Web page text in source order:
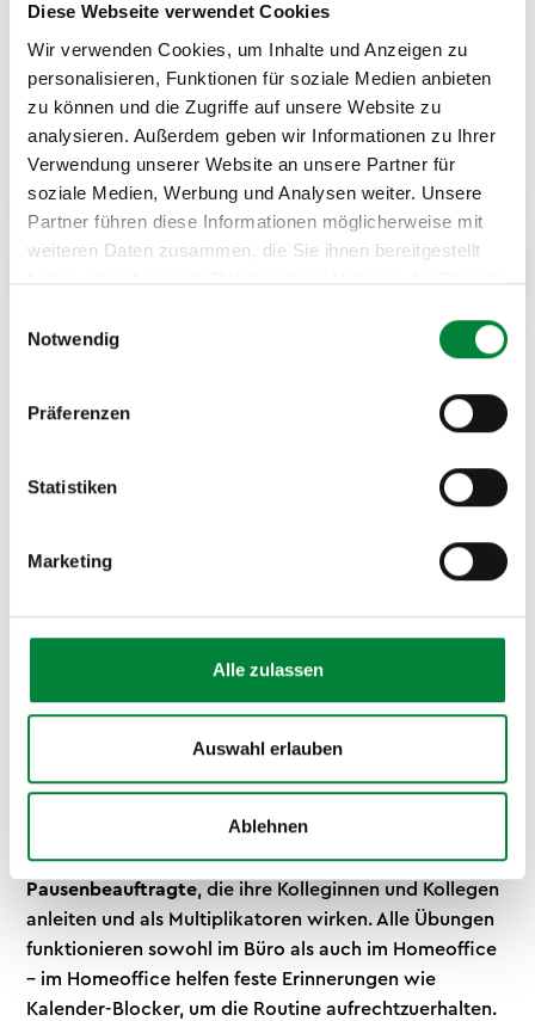
Diese Webseite verwendet Cookies
Wir verwenden Cookies, um Inhalte und Anzeigen zu
personalisieren, Funktionen für soziale Medien anbieten
zu können und die Zugriffe auf unsere Website zu
analysieren. Außerdem geben wir Informationen zu Ihrer
Verwendung unserer Website an unsere Partner für
soziale Medien, Werbung und Analysen weiter. Unsere
Partner führen diese Informationen möglicherweise mit
weiteren Daten zusammen, die Sie ihnen bereitgestellt
haben oder die sie im Rahmen Ihrer Nutzung der Dienste
Notwendig
Präferenzen
Statistiken
Marketing
Alle zulassen
Auswahl erlauben
Ablehnen
So integrierst du aktive
Pausen in deinen
im Team
Die WHO empfiehlt in ihren Physical Activity
aktive Pause von 5 bis 15 Minuten. Entscheidend ist
dafür, dass aktive Pausen nicht im Tagesgeschäft
Gemeinsame Pausenzeiten im Team motivieren,
schaffen Verbindlichkeit und stärken den
Zusammenhalt. In unserenBGM-Projekten schulen wir
Pausenbeauftragte, die ihre Kolleginnen und Kollegen
anleiten und als Multiplikatoren wirken. Alle Übungen
funktionieren sowohl im Büro als auch im Homeoffice
– im Homeoffice helfen feste Erinnerungen wie
Kalender-Blocker, um die Routine aufrechtzuerhalten.